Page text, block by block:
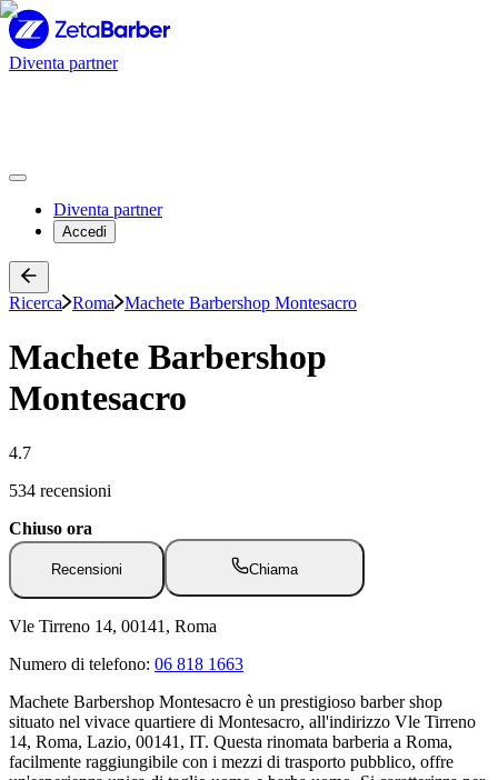
Diventa partner
Diventa partner
Accedi
Ricerca Roma Machete Barbershop Montesacro
Machete Barbershop
Montesacro
4.7
534 recensioni
Chiuso ora
Recensioni Chiama
Vle Tirreno 14, 00141, Roma
Numero di telefono: 06 818 1663
Machete Barbershop Montesacro è un prestigioso barber shop
situato nel vivace quartiere di Montesacro, all'indirizzo Vle Tirreno
14, Roma, Lazio, 00141, IT. Questa rinomata barberia a Roma,
facilmente raggiungibile con i mezzi di trasporto pubblico, offre